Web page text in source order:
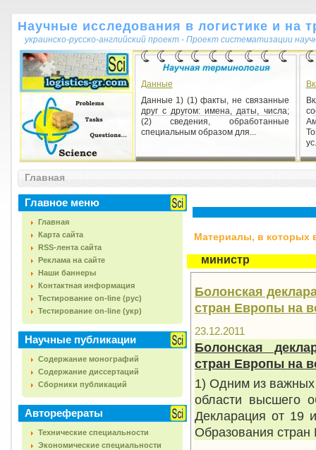
Научные исследования в логистике и на
украинско-русско-английский проект - Проект систематизации
Данные
Данные 1) (1) факты, не связанные
друг с другом: имена, даты, числа;
(2) сведения, обработанные
специальным образом для...
Генерация
что поколение.
Главная
Главное меню
Главная
Карта сайта
RSS-лента сайта
Реклама на сайте
Наши баннеры
Контактная информация
Тестирование on-line (рус)
Тестирование on-line (укр)
Научные публикации
Содержание монографий
Содержание диссертаций
Сборники публикаций
Авторефераты
Технические специальности
Экономические специальности
Материалы, в которых
министр
Болонская
стран Европы на
23.12.2011
Болонская
стран Европы на
1) Одним из важных
области высшего
Декларация от 19
Образования